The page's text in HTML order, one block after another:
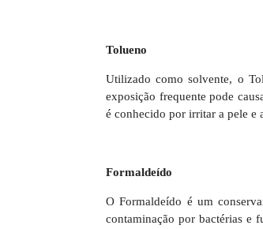
Tolueno
Utilizado como solvente, o
exposição frequente pode
é conhecido por irritar a pele e
Formaldeído
O Formaldeído é um
contaminação por bactérias e